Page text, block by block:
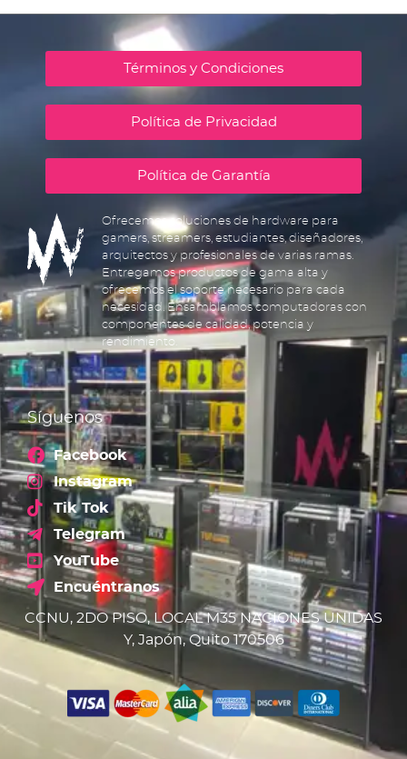
Términos y Condiciones
Política de Privacidad
Política de Garantía
Ofrecemos soluciones de hardware para
gamers, streamers, estudiantes, diseñadores,
arquitectos y profesionales de varias ramas.
Entregamos productos de gama alta y
ofrecemos el soporte necesario para cada
necesidad. Ensamblamos computadoras con
componentes de calidad, potencia y
rendimiento.
Síguenos
Facebook
Instagram
Tik Tok
Telegram
YouTube
Encuéntranos
CCNU, 2DO PISO, LOCAL M35 NACIONES UNIDAS
Y, Japón, Quito 170506